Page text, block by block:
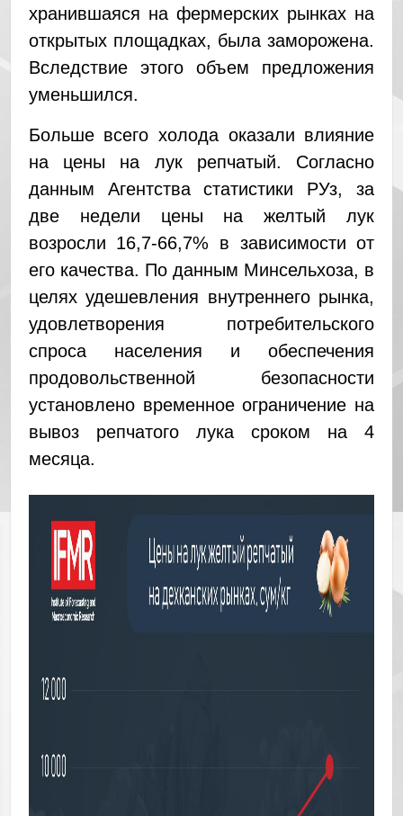
хранившаяся на фермерских рынках на
открытых площадках, была заморожена.
Вследствие этого объем предложения
уменьшился.
Больше всего холода оказали влияние
на цены на лук репчатый. Согласно
данным Агентства статистики РУз, за
две недели цены на желтый лук
возросли 16,7-66,7% в зависимости от
его качества. По данным Минсельхоза, в
целях удешевления внутреннего рынка,
удовлетворения потребительского
спроса населения и обеспечения
продовольственной безопасности
установлено временное ограничение на
вывоз репчатого лука сроком на 4
месяца.